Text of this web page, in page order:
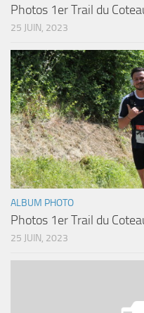
Photos 1er Trail du
25 JUIN, 2023
ALBUM PHOTO
Photos 1er Trail du
25 JUIN, 2023